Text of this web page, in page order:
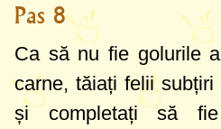
Pas 8
Ca să nu fie golurile
carne, tăiați felii
și completați să